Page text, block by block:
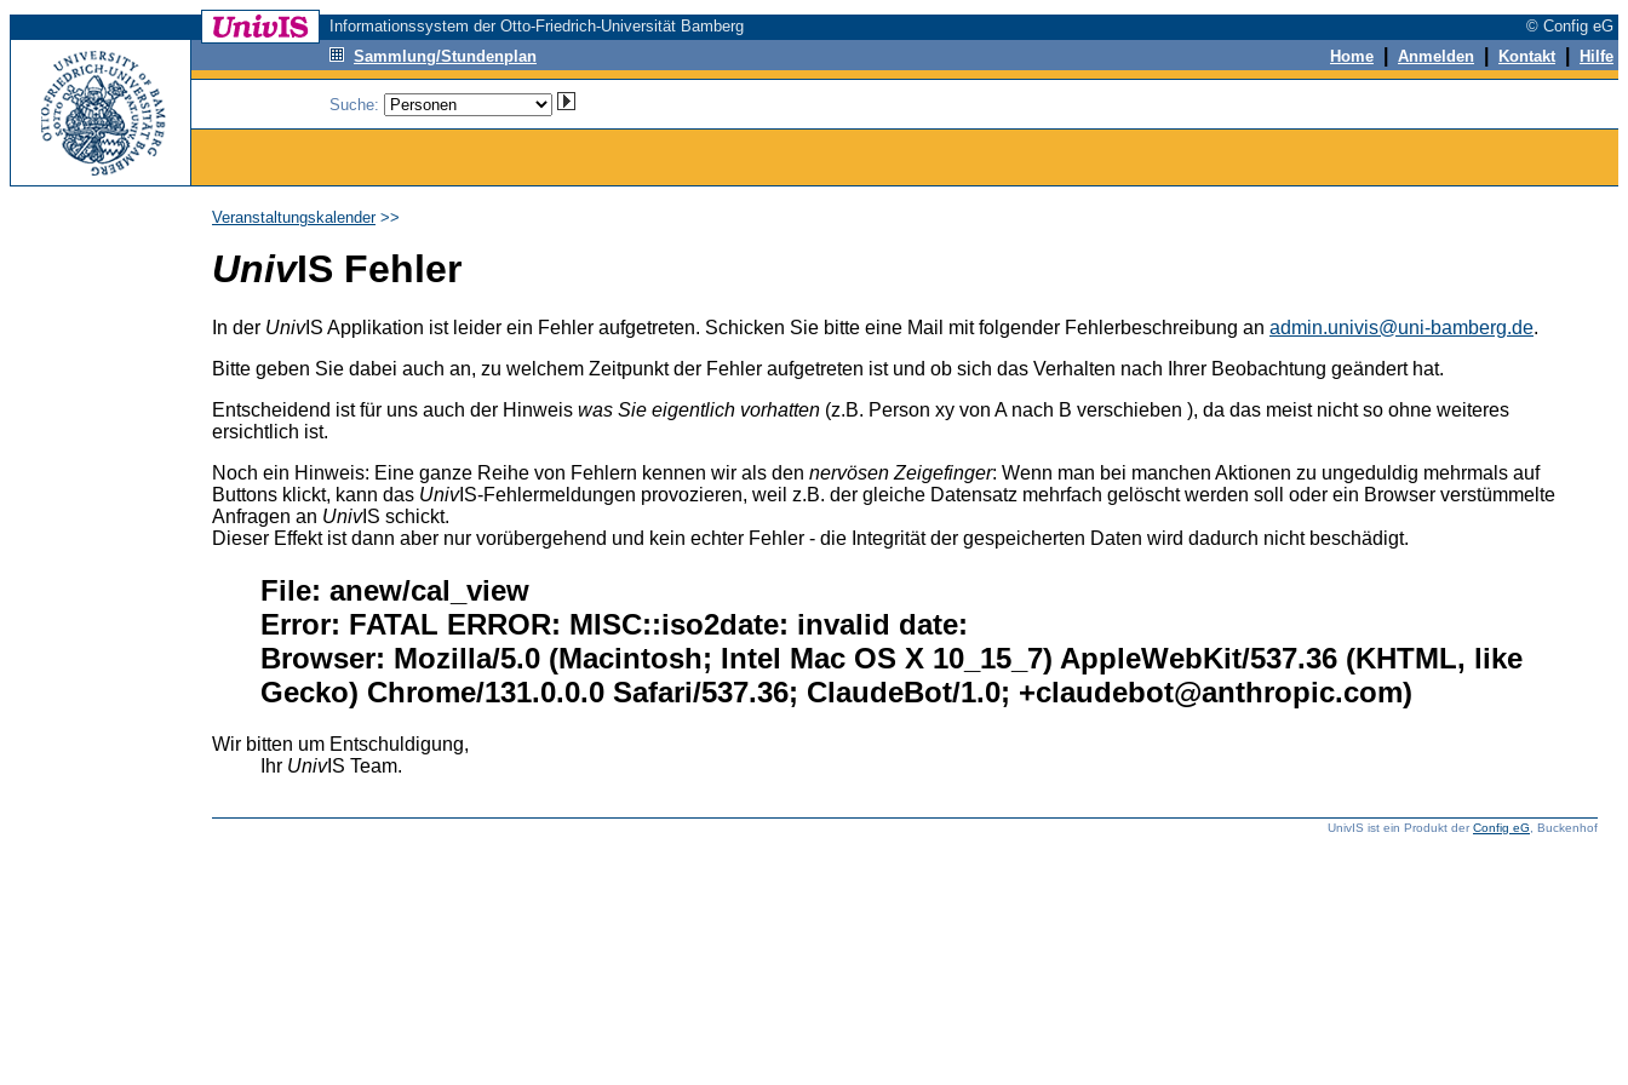
Informationssystem der Otto-Friedrich-Universität Bamberg
© Config eG
Sammlung/Stundenplan
Home Anmelden Kontakt Hilfe
Suche:
Veranstaltungskalender>>
UnivIS Fehler
In der UnivIS Applikation ist leider ein Fehler aufgetreten. Schicken Sie bitte eine Mail mit folgender Fehlerbeschreibung an admin.univis@uni-bamberg.de.
Bitte geben Sie dabei auch an, zu welchem Zeitpunkt der Fehler aufgetreten ist und ob sich das Verhalten nach Ihrer Beobachtung geändert hat.
Entscheidend ist für uns auch der Hinweis was Sie eigentlich vorhatten (z.B. Person xy von A nach B verschieben ), da das meist nicht so ohne weiteres
ersichtlich ist.
Noch ein Hinweis: Eine ganze Reihe von Fehlern kennen wir als den nervösen Zeigefinger: Wenn man bei manchen Aktionen zu ungeduldig mehrmals auf
Buttons klickt, kann das UnivIS-Fehlermeldungen provozieren, weil z.B. der gleiche Datensatz mehrfach gelöscht werden soll oder ein Browser verstümmelte
Anfragen an UnivIS schickt.
Dieser Effekt ist dann aber nur vorübergehend und kein echter Fehler - die Integrität der gespeicherten Daten wird dadurch nicht beschädigt.
File: anew/cal_view
Error: FATAL ERROR: MISC::iso2date: invalid date:
Browser: Mozilla/5.0 (Macintosh; Intel Mac OS X 10_15_7) AppleWebKit/537.36 (KHTML, like
Gecko) Chrome/131.0.0.0 Safari/537.36; ClaudeBot/1.0; +claudebot@anthropic.com)
Wir bitten um Entschuldigung,
Ihr UnivIS Team.
UnivIS ist ein Produkt derConfig eG , Buckenhof